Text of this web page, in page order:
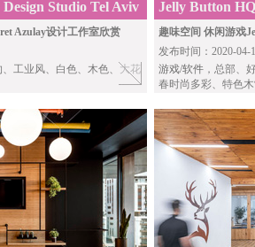
Studio Tel Aviv
Azulay设计工作室欣赏
、工业风、白色、木色、大花
Jelly Button
Studio
趣味空间 休闲游戏
发布时间：2020-04-
游戏/软件 ，总部、
春时尚多彩、特色